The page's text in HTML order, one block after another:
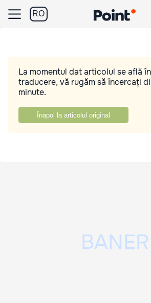
RO
La momentul dat articolul se află
traducere, vă rugăm să încercați
minute.
Înapoi la articolul original